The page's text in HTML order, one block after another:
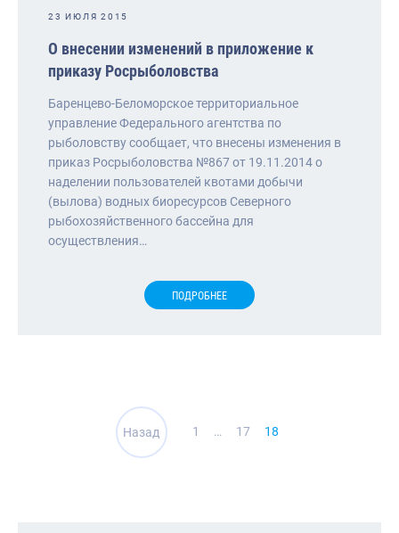
23 ИЮЛЯ 2015
О внесении изменений в приложение к
приказу Росрыболовства
Баренцево-Беломорское территориальное
управление Федерального агентства по
рыболовству сообщает, что внесены изменения в
приказ Росрыболовства №867 от 19.11.2014 о
наделении пользователей квотами добычи
(вылова) водных биоресурсов Северного
рыбохозяйственного бассейна для
осуществления…
ПОДРОБНЕЕ
по
Назад 1 … 17 18